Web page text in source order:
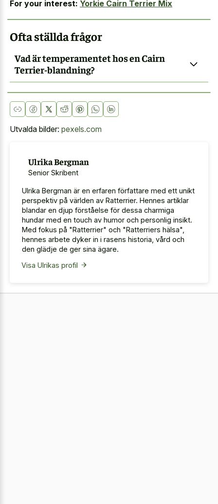
For your interest: Yorkie Cairn Terrier Mix
Ofta ställda frågor
Vad är temperamentet hos en Cairn
Terrier-blandning?
Utvalda bilder: pexels.com
Ulrika Bergman
Senior Skribent
Ulrika Bergman är en erfaren författare med ett unikt
perspektiv på världen av Ratterrier. Hennes artiklar
blandar en djup förståelse för dessa charmiga
hundar med en touch av humor och personlig insikt.
Med fokus på "Ratterrier" och "Ratterriers hälsa",
hennes arbete dyker in i rasens historia, vård och
den glädje de ger sina ägare.
Visa Ulrikas profil